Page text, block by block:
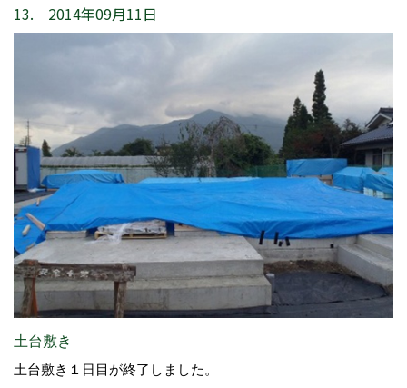
13. 2014年09月11日
土台敷き
土台敷き１日目が終了しました。